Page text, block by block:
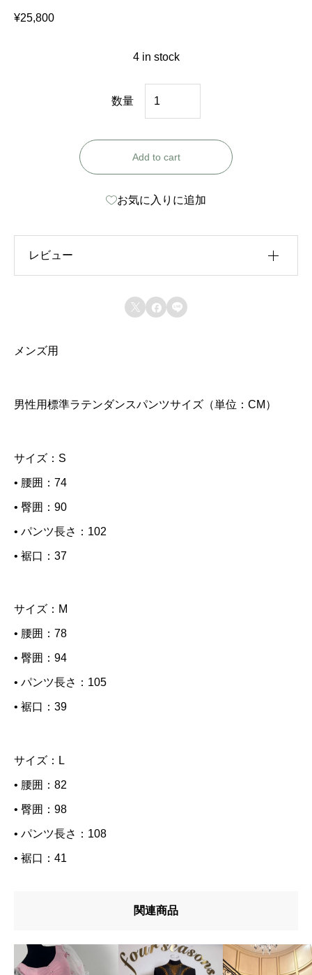
¥25,800
4 in stock
F
S
M
（
サ
）
q
u
i
数量
Add to cart
お気に入りに追加
レビュー
レビュー投稿には、会員登録が必要です。
会員登録する
上に表示された文字を入力してください。
  
メンズ用
男性用標準ラテンダンスパンツサイズ（単位：CM）
サイズ：S
• 腰囲：74
• 臀囲：90
• パンツ長さ：102
• 裾口：37
サイズ：M
• 腰囲：78
• 臀囲：94
• パンツ長さ：105
• 裾口：39
サイズ：L
• 腰囲：82
• 臀囲：98
• パンツ長さ：108
• 裾口：41
関連商品